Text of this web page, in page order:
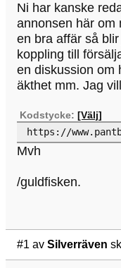
Ni har kanske
annonsen här om
en bra affär så
koppling till
en diskussion om
äkthet mm. Jag
Kodstycke:[Välj]
https://
Mvh
/guldfisken.
#1 av Silverräven